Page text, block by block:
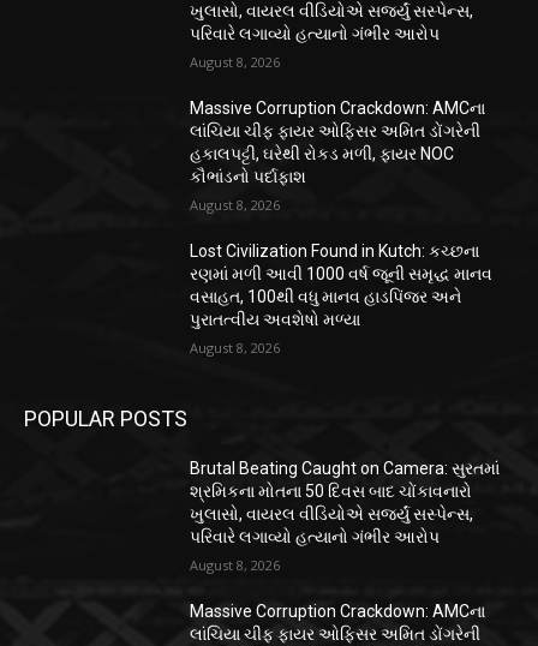
ખુલાસો, વાયરલ વીડિયોએ સર્જ્યું સસ્પેન્સ,
પરિવારે લગાવ્યો હત્યાનો ગંભીર આરોપ
August 8, 2026
Massive Corruption Crackdown: AMCના
લાંચિયા ચીફ ફાયર ઓફિસર અમિત ડોંગરેની
હકાલપટ્ટી, ઘરેથી રોકડ મળી, ફાયર NOC
કૌભાંડનો પર્દાફાશ
August 8, 2026
Lost Civilization Found in Kutch: કચ્છના
રણમાં મળી આવી 1000 વર્ષ જૂની સમૃદ્ધ માનવ
વસાહત, 100થી વધુ માનવ હાડપિંજર અને
પુરાતત્વીય અવશેષો મળ્યા
August 8, 2026
POPULAR POSTS
Brutal Beating Caught on Camera: સુરતમાં
શ્રમિકના મોતના 50 દિવસ બાદ ચોંકાવનારો
ખુલાસો, વાયરલ વીડિયોએ સર્જ્યું સસ્પેન્સ,
પરિવારે લગાવ્યો હત્યાનો ગંભીર આરોપ
August 8, 2026
Massive Corruption Crackdown: AMCના
લાંચિયા ચીફ ફાયર ઓફિસર અમિત ડોંગરેની